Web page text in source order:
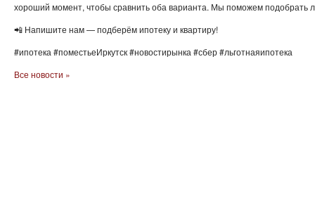
хороший момент, чтобы сравнить оба варианта. Мы поможем
📲 Напишите нам — подберём ипотеку и квартиру!
#ипотека #поместьеИркутск #новостирынка #сбер #льготнаяипотека
Все новости »